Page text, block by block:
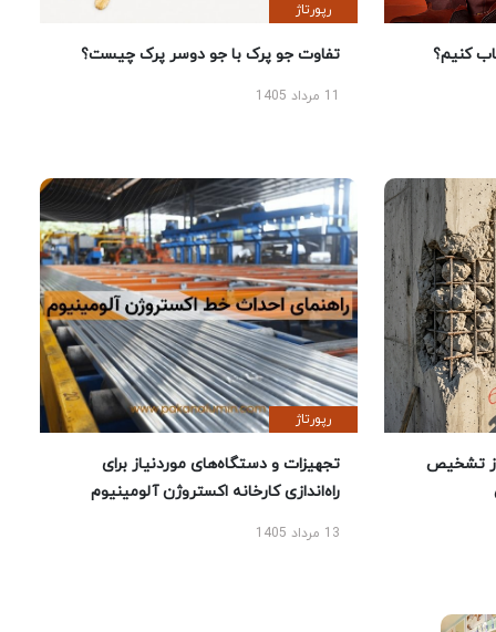
کنیم؟
رپورتاژ
تفاوت جو پرک با جو دوسر پرک چیست؟
تشخیص
رپورتاژ
تجهیزات و دستگاه‌های موردنیاز برای
راه‌اندازی کارخانه اکستروژن آلومینیوم
13 مرداد 1405